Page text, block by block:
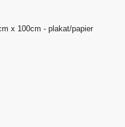
x 100cm - plakat/papier